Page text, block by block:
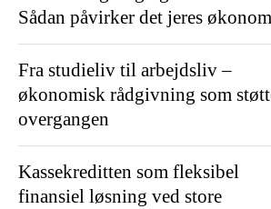
Sådan påvirker det jeres
Fra studieliv til arbejdsliv –
økonomisk rådgivning som
overgangen
Kassekreditten som fleksibel
finansiel løsning ved store